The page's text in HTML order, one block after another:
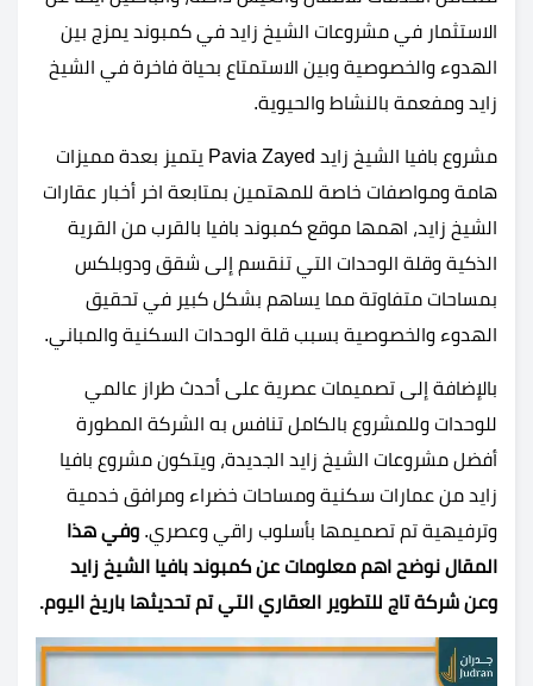
الاستثمار في مشروعات الشيخ زايد في كمبوند يمزج بين
الهدوء والخصوصية وبين الاستمتاع بحياة فاخرة في الشيخ
زايد ومفعمة بالنشاط والحيوية.
مشروع بافيا الشيخ زايد Pavia Zayed يتميز بعدة مميزات
هامة ومواصفات خاصة للمهتمين بمتابعة اخر أخبار عقارات
الشيخ زايد، اهمها موقع كمبوند بافيا بالقرب من القرية
الذكية وقلة الوحدات التي تنقسم إلى شقق ودوبلكس
بمساحات متفاوتة مما يساهم بشكل كبير في تحقيق
الهدوء والخصوصية بسبب قلة الوحدات السكنية والمباني.
بالإضافة إلى تصميمات عصرية على أحدث طراز عالمي
للوحدات وللمشروع بالكامل تنافس به الشركة المطورة
أفضل مشروعات الشيخ زايد الجديدة، ويتكون مشروع بافيا
زايد من عمارات سكنية ومساحات خضراء ومرافق خدمية
وترفيهية تم تصميمها بأسلوب راقي وعصري. وفي هذا
المقال نوضح اهم معلومات عن كمبوند بافيا الشيخ زايد
وعن شركة تاج للتطوير العقاري التي تم تحديثها باريخ اليوم.